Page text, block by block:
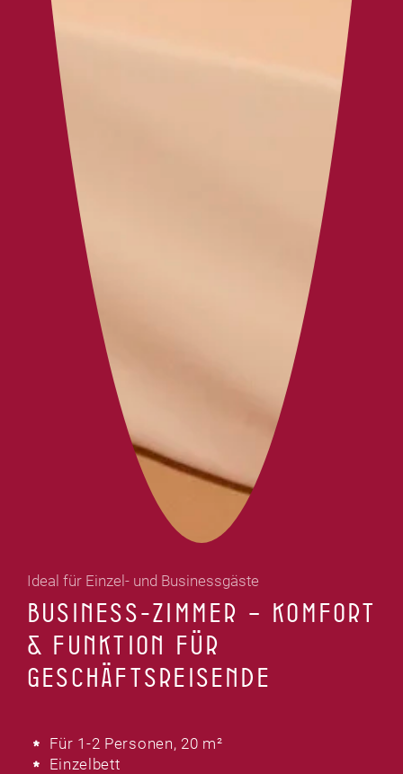
Ideal für Einzel- und Businessgäste
BUSINESS-ZIMMER – KOMFORT
& FUNKTION FÜR
GESCHÄFTSREISENDE
Für 1-2 Personen, 20 m²
Einzelbett